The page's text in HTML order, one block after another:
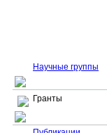
Научные группы
Гранты